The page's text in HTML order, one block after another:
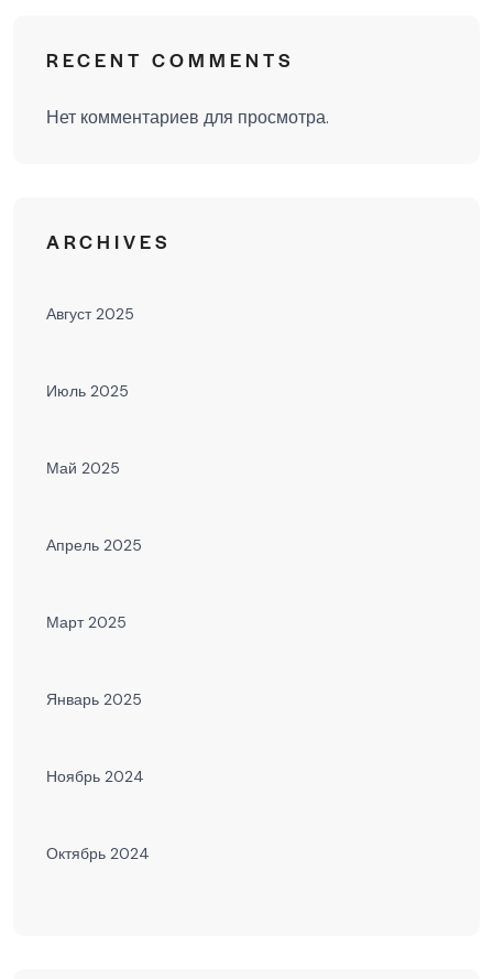
RECENT COMMENTS
Нет комментариев для просмотра.
ARCHIVES
Август 2025
Июль 2025
Май 2025
Апрель 2025
Март 2025
Январь 2025
Ноябрь 2024
Октябрь 2024